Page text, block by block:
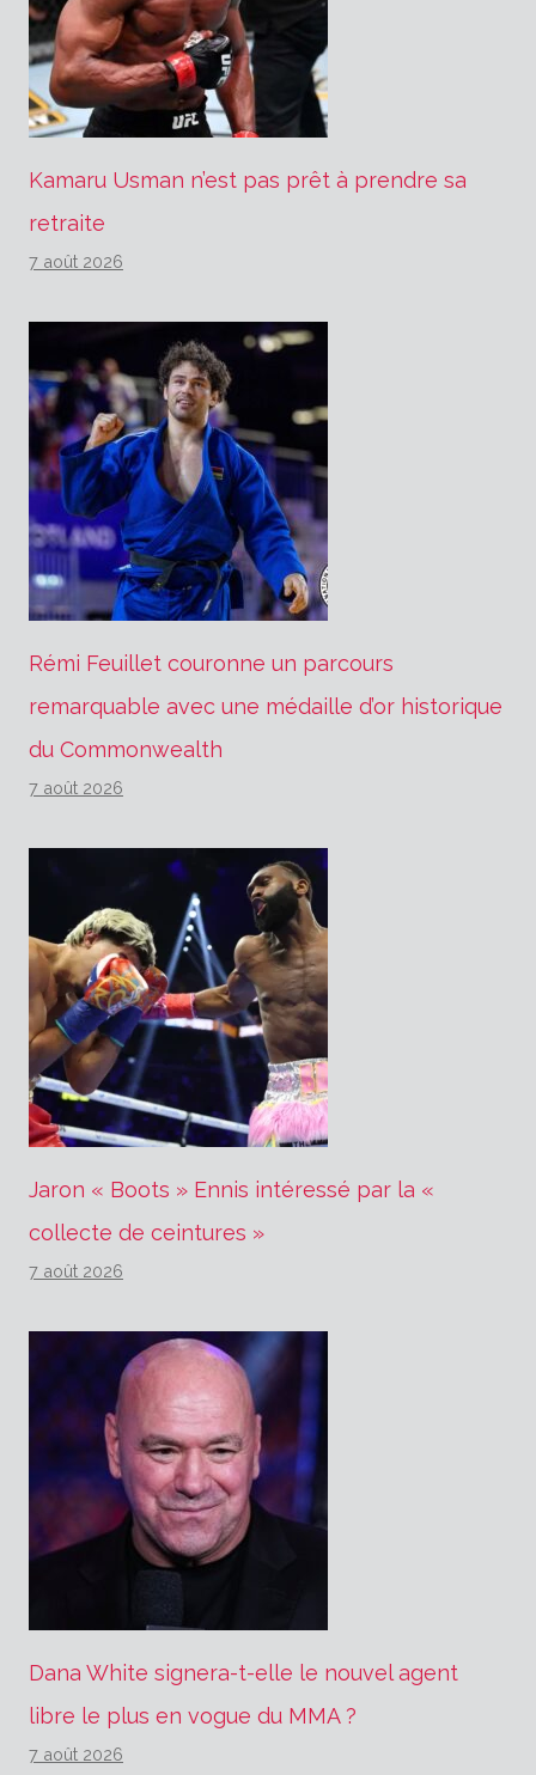
Kamaru Usman n’est pas prêt à prendre sa
retraite
7 août 2026
Rémi Feuillet couronne un parcours
remarquable avec une médaille d’or historique
du Commonwealth
7 août 2026
Jaron « Boots » Ennis intéressé par la «
collecte de ceintures »
7 août 2026
Dana White signera-t-elle le nouvel agent
libre le plus en vogue du MMA ?
7 août 2026